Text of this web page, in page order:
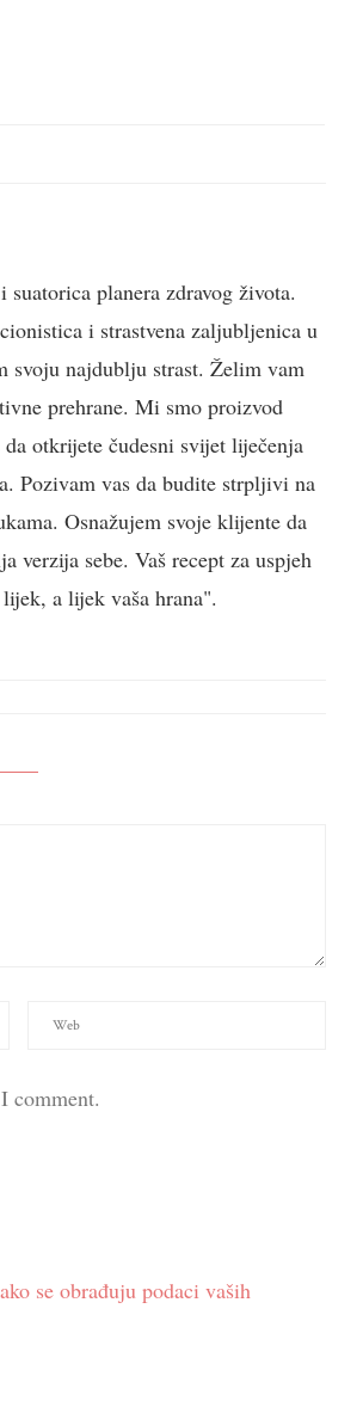
planera zdravog života.
i strastvena zaljubljenica u
svoju najdublju strast. Želim vam
prehrane. Mi smo proizvod
otkrijete čudesni svijet liječenja
Pozivam vas da budite strpljivi na
Osnažujem svoje klijente da
verzija sebe. Vaš recept za uspjeh
a lijek vaša hrana".
comment.
se obrađuju podaci vaših